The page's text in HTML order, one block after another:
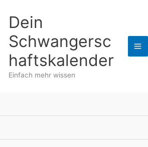
Dein
Schwangersc
haftskalender
Einfach mehr wissen